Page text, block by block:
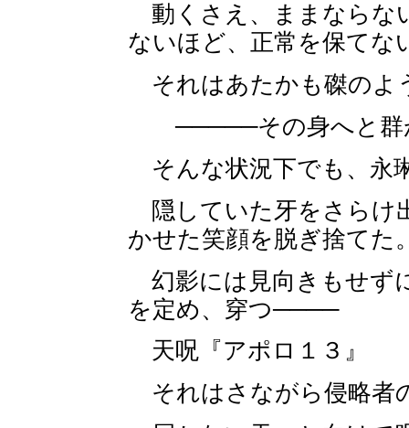
動くさえ、ままならな
ないほど、正常を保てな
それはあたかも磔の
─────その身へと群
そんな状況下でも、永
隠していた牙をさらけ
かせた笑顔を脱ぎ捨てた
幻影には見向きもせず
を定め、穿つ────
天呪『アポロ１３』
それはさながら侵略者